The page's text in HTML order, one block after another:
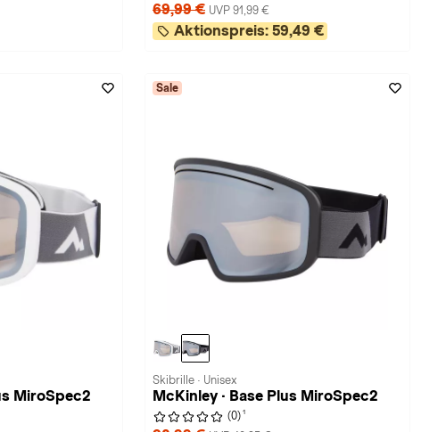
69,99 € UVP 91,99 €
Aktionspreis: 59,49 €
MiroSpec2
Sale
Skibrille · Unisex
McKinley · Base Plus MiroSpec2
(0) 1